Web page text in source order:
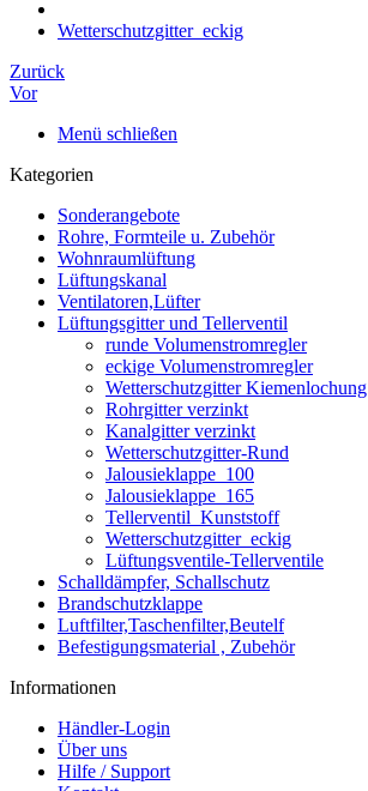
Wetterschutzgitter_eckig
Zurück
Vor
Menü schließen
Kategorien
Sonderangebote
Rohre, Formteile u. Zubehör
Wohnraumlüftung
Lüftungskanal
Ventilatoren,Lüfter
Lüftungsgitter und Tellerventil
runde Volumenstromregler
eckige Volumenstromregler
Wetterschutzgitter Kiemenlochung
Rohrgitter verzinkt
Kanalgitter verzinkt
Wetterschutzgitter-Rund
Jalousieklappe_100
Jalousieklappe_165
Tellerventil_Kunststoff
Wetterschutzgitter_eckig
Lüftungsventile-Tellerventile
Schalldämpfer, Schallschutz
Brandschutzklappe
Luftfilter,Taschenfilter,Beutelf
Befestigungsmaterial , Zubehör
Informationen
Händler-Login
Über uns
Hilfe / Support